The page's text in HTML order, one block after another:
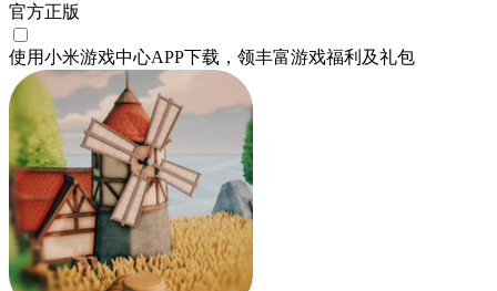
官方正版
使用小米游戏中心APP下载 ，领丰富游戏福利 及礼包